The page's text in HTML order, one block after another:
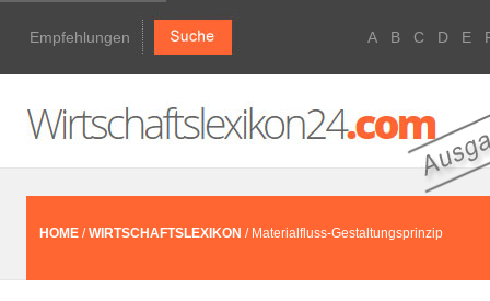
Empfehlungen A B C D E
HOME /WIRTSCHAFTSLEXIKON / Materialfluss-Gestaltungsprinzip